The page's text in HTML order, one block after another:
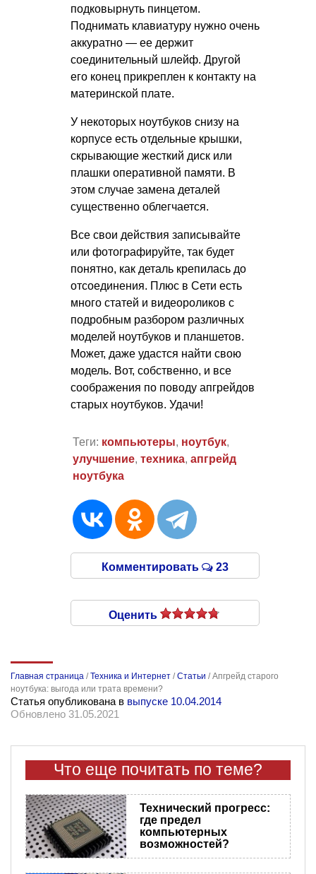
подковырнуть пинцетом.
Поднимать клавиатуру нужно очень
аккуратно — ее держит
соединительный шлейф. Другой
его конец прикреплен к контакту на
материнской плате.
У некоторых ноутбуков снизу на
корпусе есть отдельные крышки,
скрывающие жесткий диск или
плашки оперативной памяти. В
этом случае замена деталей
существенно облегчается.
Все свои действия записывайте
или фотографируйте, так будет
понятно, как деталь крепилась до
отсоединения. Плюс в Сети есть
много статей и видеороликов с
подробным разбором различных
моделей ноутбуков и планшетов.
Может, даже удастся найти свою
модель. Вот, собственно, и все
соображения по поводу апгрейдов
старых ноутбуков. Удачи!
Теги: компьютеры, ноутбук,
улучшение, техника, апгрейд
ноутбука
Комментировать 23
Оценить
Главная страница /Техника и Интернет /Статьи /Апгрейд старого
ноутбука: выгода или трата времени?
Статья опубликована в выпуске 10.04.2014
Обновлено 31.05.2021
Что еще почитать по теме?
Технический прогресс:
где предел
компьютерных
возможностей?